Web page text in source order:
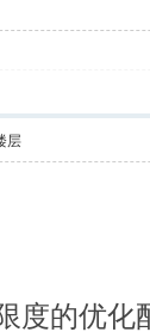
层
度的优